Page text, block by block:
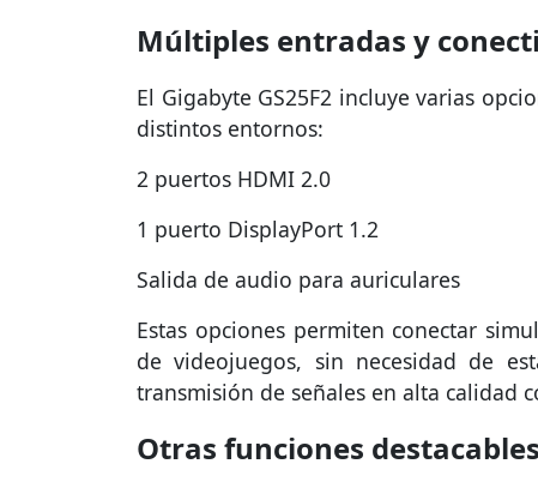
Múltiples entradas y
El Gigabyte GS25F2 incluye varias
distintos entornos:
2 puertos HDMI 2.0
1 puerto DisplayPort 1.2
Salida de audio para auriculares
Estas opciones permiten conectar
de videojuegos, sin necesidad de
transmisión de señales en alta calidad
Otras funciones destacables